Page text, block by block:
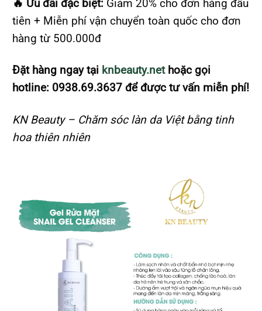
🔥 Ưu đãi đặc biệt:Giảm 20% cho đơn hàng đầu
tiên + Miễn phí vận chuyển toàn quốc cho đơn
hàng từ 500.000đ
Đặt hàng ngay tại knbeauty.nethoặc gọi
hotline: 0938.69.3637 để được tư vấn miễn phí!
KN Beauty – Chăm sóc làn da Việt bằng tinh
hoa thiên nhiên